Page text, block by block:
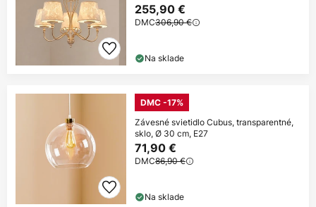
255,90 €
DMC306,90 €
Na sklade
DMC -17%
Závesné svietidlo Cubus, transparentné,
sklo, Ø 30 cm, E27
71,90 €
DMC86,90 €
Na sklade